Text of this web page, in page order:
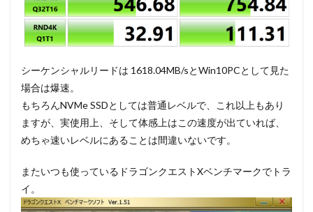
シーケンシャルリードは 1618.04MB/sとWin10PCとして見た
場合は爆速。
もちろんNVMe SSDとしては普通レベルで、これ以上もあり
ますが、実使用上、そして体感上はこの速度が出ていれば、
めちゃ速いレベルにあることは間違いないです。
またいつも使っているドラゴンクエストXベンチマークでトラ
イ。